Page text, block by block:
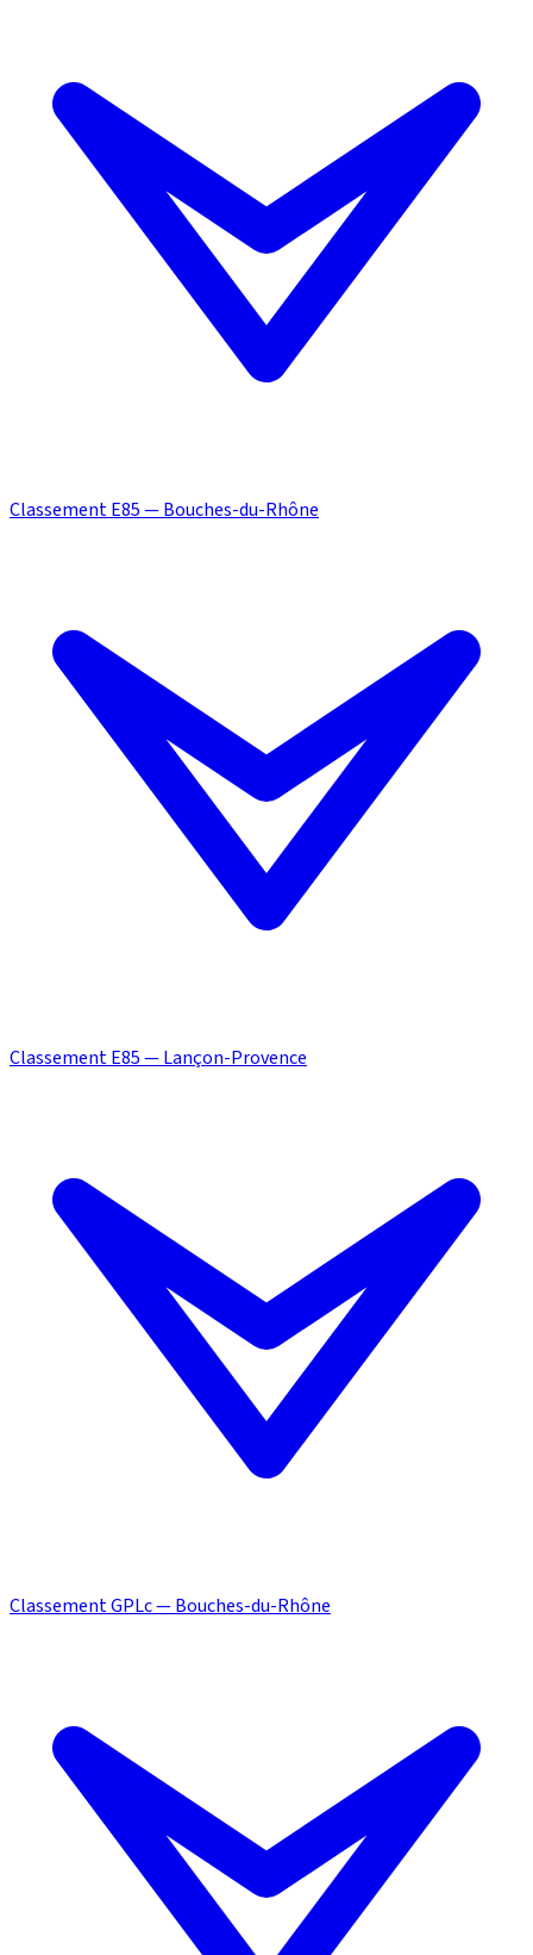
Classement E85 — Bouches-du-Rhône
Classement E85 — Lançon-Provence
Classement GPLc — Bouches-du-Rhône